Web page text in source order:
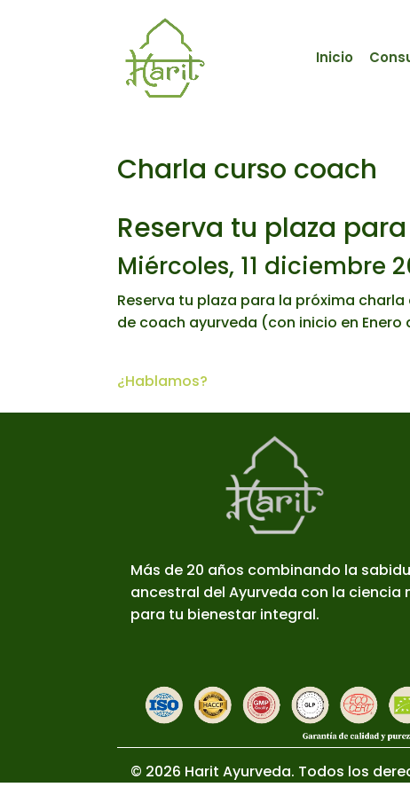
Inicio
Charla curso coach
Reserva tu plaza
Miércoles, 11 diciembre
Reserva tu plaza para la próxima
de coach ayurveda (con inicio en Enero
¿Hablamos?
Más de 20 años combinando la
ancestral del Ayurveda con la ciencia
para tu bienestar integral.
© 2026 Harit Ayurveda. Todos los